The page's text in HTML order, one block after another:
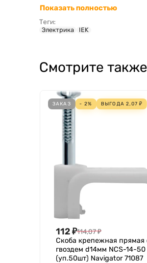
Показать полностью
Теги:
Электрика IEK
Смотрите также
ЗАКАЗ - 2% ВЫГОДА2,07 ₽
112₽114,07₽
Скоба крепежная прямая
гвоздем d14мм NCS-14-50
(уп.50шт) Navigator 71087